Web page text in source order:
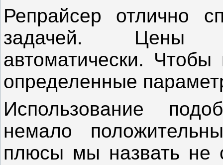
Репрайсер отлично
задачей. Цены
автоматически. Чтобы
определенные
Использование
немало
плюсы мы назвать не